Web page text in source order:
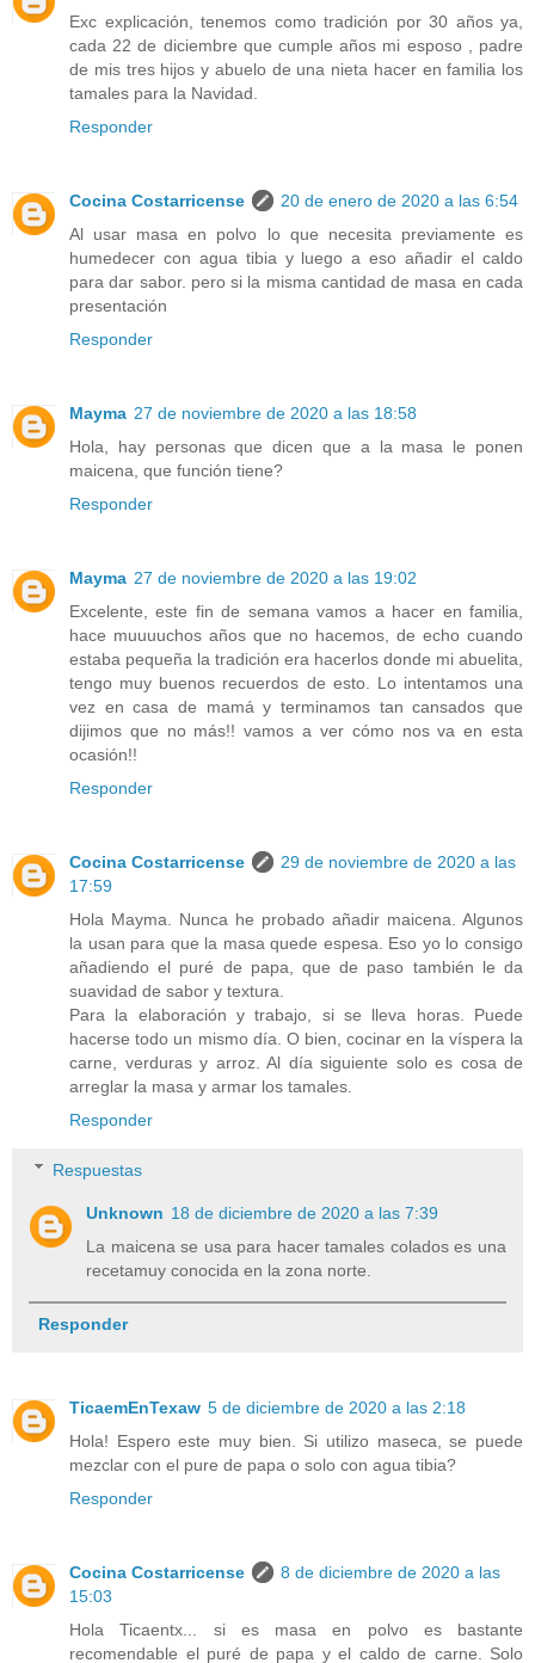
Exc explicación, tenemos como tradición por 30 años ya,
cada 22 de diciembre que cumple años mi esposo , padre
de mis tres hijos y abuelo de una nieta hacer en familia los
tamales para la Navidad.
Responder
Cocina Costarricense
20 de enero de 2020 a las 6:54
Al usar masa en polvo lo que necesita previamente es
humedecer con agua tibia y luego a eso añadir el caldo
para dar sabor. pero si la misma cantidad de masa en cada
presentación
Responder
Mayma 27 de noviembre de 2020 a las 18:58
Hola, hay personas que dicen que a la masa le ponen
maicena, que función tiene?
Responder
Mayma 27 de noviembre de 2020 a las 19:02
Excelente, este fin de semana vamos a hacer en familia,
hace muuuuchos años que no hacemos, de echo cuando
estaba pequeña la tradición era hacerlos donde mi abuelita,
tengo muy buenos recuerdos de esto. Lo intentamos una
vez en casa de mamá y terminamos tan cansados que
dijimos que no más!! vamos a ver cómo nos va en esta
ocasión!!
Responder
Cocina Costarricense
29 de noviembre de 2020 a las
17:59
Hola Mayma. Nunca he probado añadir maicena. Algunos
la usan para que la masa quede espesa. Eso yo lo consigo
añadiendo el puré de papa, que de paso también le da
suavidad de sabor y textura.
Para la elaboración y trabajo, si se lleva horas. Puede
hacerse todo un mismo día. O bien, cocinar en la víspera la
carne, verduras y arroz. Al día siguiente solo es cosa de
arreglar la masa y armar los tamales.
Responder
Respuestas
Unknown 18 de diciembre de 2020 a las 7:39
La maicena se usa para hacer tamales colados es una
recetamuy conocida en la zona norte.
Responder
TicaemEnTexaw 5 de diciembre de 2020 a las 2:18
Hola! Espero este muy bien. Si utilizo maseca, se puede
mezclar con el pure de papa o solo con agua tibia?
Responder
Cocina Costarricense
8 de diciembre de 2020 a las
15:03
Hola Ticaentx... si es masa en polvo es bastante
recomendable el puré de papa y el caldo de carne. Solo